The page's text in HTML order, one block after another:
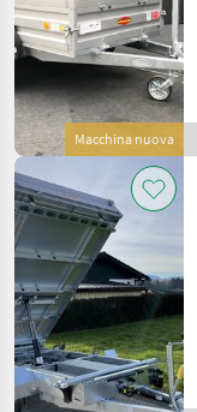
Macchina nuova